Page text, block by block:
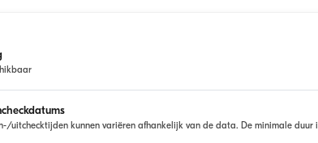
uitchecktijden kunnen variëren afhankelijk van de data. De minimale duur